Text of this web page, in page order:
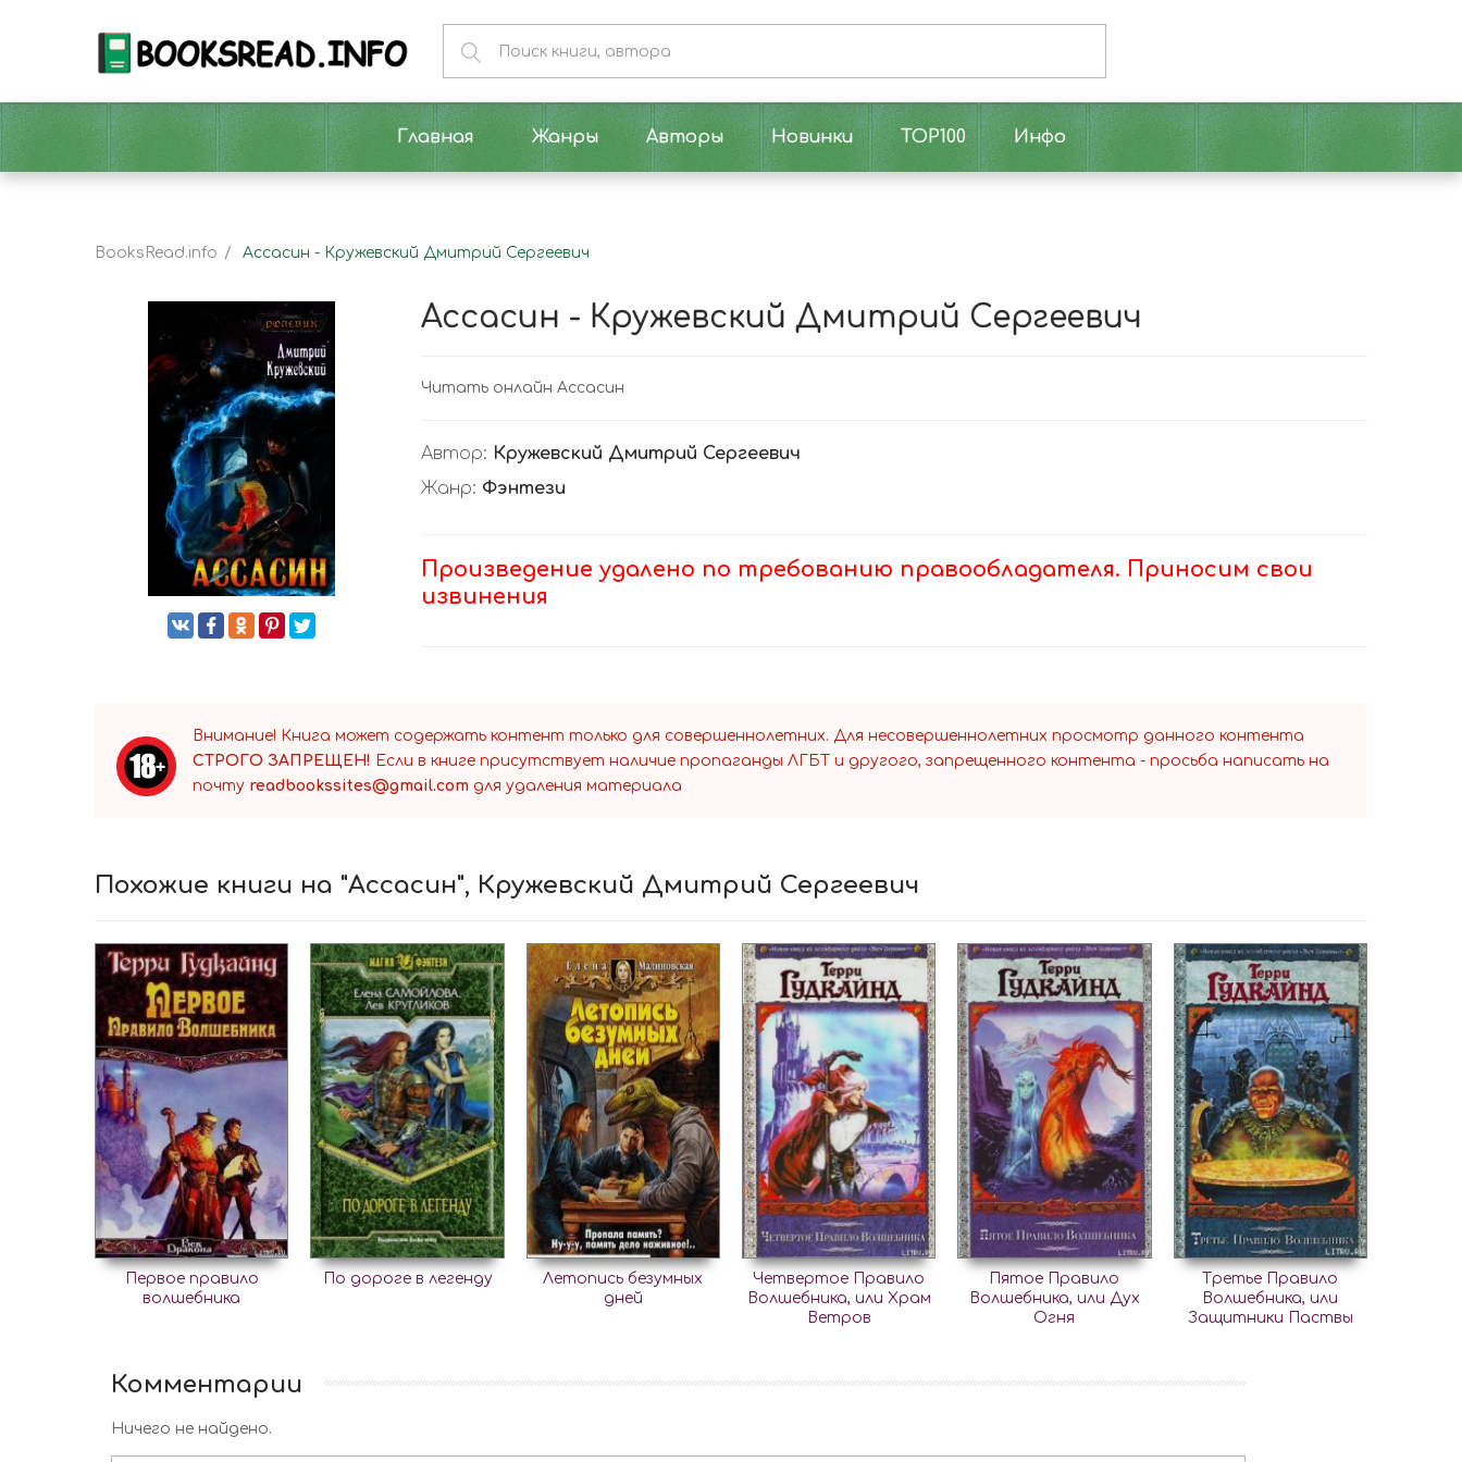
Главная Жанры Авторы Новинки TOP100 Инфо
BooksRead.info Ассасин - Кружевский Дмитрий Сергеевич
Ассасин - Кружевский Дмитрий Сергеевич
Читать онлайн Ассасин
Автор: Кружевский Дмитрий Сергеевич
Жанр: Фэнтези
Произведение удалено по требованию правообладателя. Приносим свои
извинения
Внимание! Книга может содержать контент только для совершеннолетних. Для несовершеннолетних просмотр данного контента
СТРОГО ЗАПРЕЩЕН! Если в книге присутствует наличие пропаганды ЛГБТ и другого, запрещенного контента - просьба написать на
почту readbookssites@gmail.com для удаления материала
Похожие книги на "Ассасин", Кружевский Дмитрий Сергеевич
Первое правило
волшебника
По дороге в легенду
Летопись безумных
дней
Четвертое Правило
Волшебника, или Храм
Ветров
Пятое Правило
Волшебника, или Дух
Огня
Третье Правило
Волшебника, или
Защитники Паствы
Комментарии
Ничего не найдено.